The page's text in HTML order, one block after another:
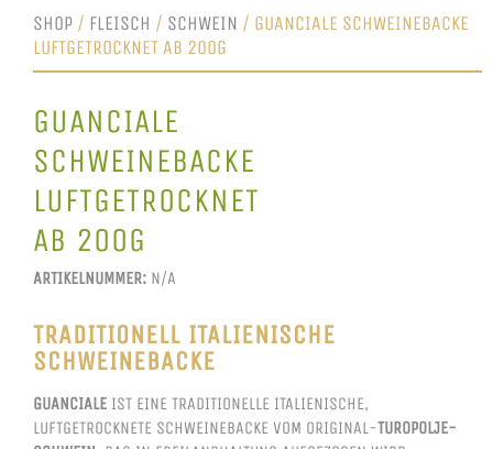
SHOP / FLEISCH / SCHWEIN / GUANCIALE SCHWEINEBACKE
LUFTGETROCKNET AB 200G
GUANCIALE
SCHWEINEBACKE
LUFTGETROCKNET
AB 200G
ARTIKELNUMMER: N/A
TRADITIONELL ITALIENISCHE
SCHWEINEBACKE
GUANCIALE IST EINE TRADITIONELLE ITALIENISCHE,
LUFTGETROCKNETE SCHWEINEBACKE VOM ORIGINAL-TUROPOLJE-